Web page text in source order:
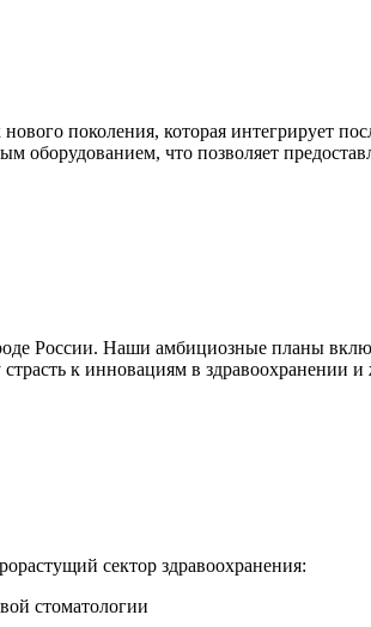
поколения, которая интегрирует
что позволяет
России. Наши амбициозные планы
к инновациям в здравоохранении
сектор здравоохранения:
стоматологии